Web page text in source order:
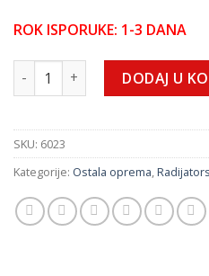
29.25 €.
ROK ISPORUKE: 1-3 DANA
Radijatorski termostatski
DODAJ U
SKU: 6023
Kategorije: Ostala oprema,